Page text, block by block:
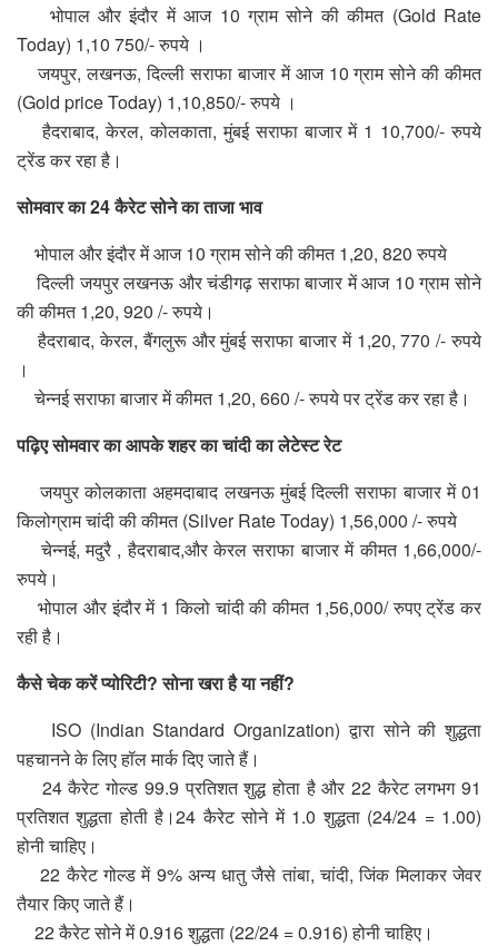
भोपाल और इंदौर में आज 10 ग्राम सोने की कीमत (Gold Rate
Today) 1,10 750/- रुपये ।
जयपुर, लखनऊ, दिल्ली सराफा बाजार में आज 10 ग्राम सोने की कीमत
(Gold price Today) 1,10,850/- रुपये ।
हैदराबाद, केरल, कोलकाता, मुंबई सराफा बाजार में 1 10,700/- रुपये
ट्रेंड कर रहा है।
सोमवार का 24 कैरेट सोने का ताजा भाव
भोपाल और इंदौर में आज 10 ग्राम सोने की कीमत 1,20, 820 रुपये
दिल्ली जयपुर लखनऊ और चंडीगढ़ सराफा बाजार में आज 10 ग्राम सोने
की कीमत 1,20, 920 /- रुपये।
हैदराबाद, केरल, बैंगलुरू और मुंबई सराफा बाजार में 1,20, 770 /- रुपये
।
चेन्नई सराफा बाजार में कीमत 1,20, 660 /- रुपये पर ट्रेंड कर रहा है।
पढ़िए सोमवार का आपके शहर का चांदी का लेटेस्ट रेट
जयपुर कोलकाता अहमदाबाद लखनऊ मुंबई दिल्ली सराफा बाजार में 01
किलोग्राम चांदी की कीमत (Silver Rate Today) 1,56,000 /- रुपये
चेन्नई, मदुरै , हैदराबाद,और केरल सराफा बाजार में कीमत 1,66,000/-
रुपये।
भोपाल और इंदौर में 1 किलो चांदी की कीमत 1,56,000/ रुपए ट्रेंड कर
रही है।
कैसे चेक करें प्योरिटी? सोना खरा है या नहीं?
ISO (Indian Standard Organization) द्वारा सोने की शुद्धता
पहचानने के लिए हॉल मार्क दिए जाते हैं।
24 कैरेट गोल्ड 99.9 प्रतिशत शुद्ध होता है और 22 कैरेट लगभग 91
प्रतिशत शुद्धता होती है।24 कैरेट सोने में 1.0 शुद्धता (24/24 = 1.00)
होनी चाहिए।
22 कैरेट गोल्ड में 9% अन्य धातु जैसे तांबा, चांदी, जिंक मिलाकर जेवर
तैयार किए जाते हैं।
22 कैरेट सोने में 0.916 शुद्धता (22/24 = 0.916) होनी चाहिए।